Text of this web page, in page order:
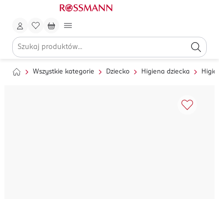
Wszystkie kategorie Dziecko Higiena dziecka